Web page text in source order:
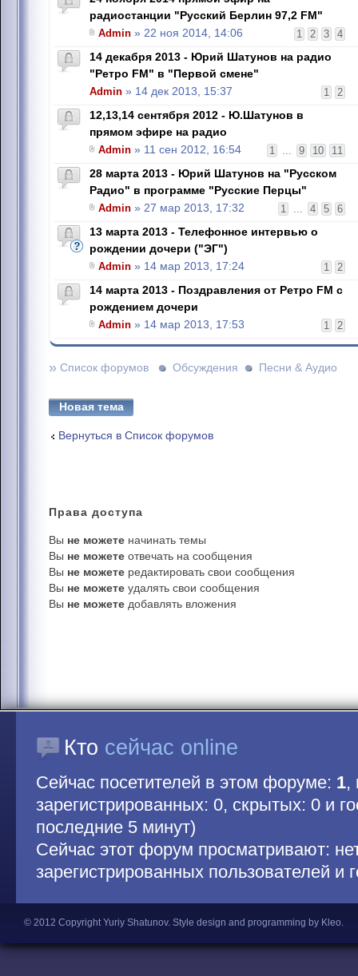
радиостанции "Русский Берлин 97,2 FM"
1 2 3 4
Admin » 22 ноя 2014, 14:06
14 декабря 2013 - Юрий Шатунов на радио
"Ретро FM" в "Первой смене"
1 2
Admin » 14 дек 2013, 15:37
12,13,14 сентября 2012 - Ю.Шатунов в
прямом эфире на радио
1 ... 9 10 11
Admin » 11 сен 2012, 16:54
28 марта 2013 - Юрий Шатунов на "Русском
Радио" в программе "Русские Перцы"
1 ... 4 5 6
Admin » 27 мар 2013, 17:32
13 марта 2013 - Телефонное интервью о
рождении дочери ("ЭГ")
1 2
Admin » 14 мар 2013, 17:24
14 марта 2013 - Поздравления от Ретро FM с
рождением дочери
1 2
Admin » 14 мар 2013, 17:53
» Список форумов Обсуждения Песни & Аудио
Новая тема
Вернуться в Список форумов
Права доступа
Вы не можете начинать темы
Вы не можете отвечать на сообщения
Вы не можете редактировать свои сообщения
Вы не можете удалять свои сообщения
Вы не можете добавлять вложения
Кто сейчас online
Сейчас посетителей в этом форуме: 1,
зарегистрированных: 0, скрытых: 0 и
последние 5 минут)
Сейчас этот форум просматривают:
зарегистрированных пользователей и
© 2012 Copyright Yuriy Shatunov. Style design and programming by Kleo.